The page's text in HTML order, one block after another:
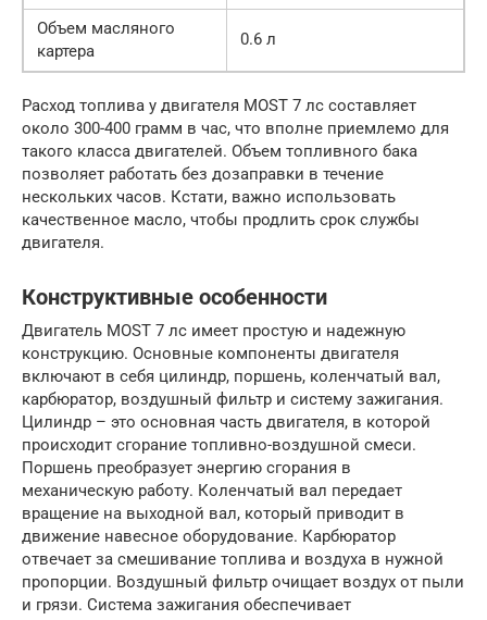
Объем масляного
картера
0.6 л
Расход топлива у двигателя MOST 7 лс составляет
около 300-400 грамм в час, что вполне приемлемо для
такого класса двигателей. Объем топливного бака
позволяет работать без дозаправки в течение
нескольких часов. Кстати, важно использовать
качественное масло, чтобы продлить срок службы
двигателя.
Конструктивные особенности
Двигатель MOST 7 лс имеет простую и надежную
конструкцию. Основные компоненты двигателя
включают в себя цилиндр, поршень, коленчатый вал,
карбюратор, воздушный фильтр и систему зажигания.
Цилиндр – это основная часть двигателя, в которой
происходит сгорание топливно-воздушной смеси.
Поршень преобразует энергию сгорания в
механическую работу. Коленчатый вал передает
вращение на выходной вал, который приводит в
движение навесное оборудование. Карбюратор
отвечает за смешивание топлива и воздуха в нужной
пропорции. Воздушный фильтр очищает воздух от пыли
и грязи. Система зажигания обеспечивает